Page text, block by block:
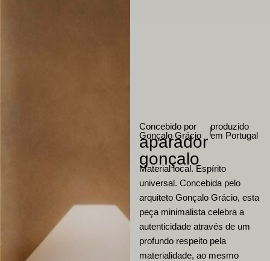
Concebido por
Gonçalo Grácio
|produzido
em Portugal
aparador
gonçalo
Material local. Espírito
universal. Concebida pelo
arquiteto Gonçalo Grácio, esta
peça minimalista celebra a
autenticidade através de um
profundo respeito pela
materialidade, ao mesmo